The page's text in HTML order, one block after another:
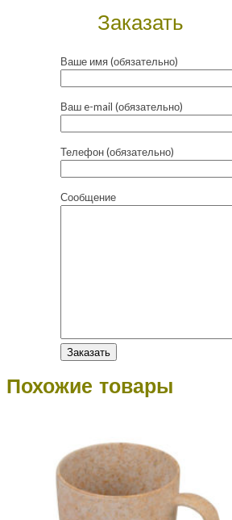
Заказать
Ваше имя (обязательно)
Ваш e-mail (обязательно)
Телефон (обязательно)
Сообщение
Похожие товары